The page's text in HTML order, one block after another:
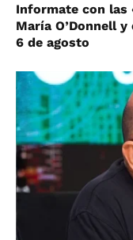
Informate con las
María O’Donnell
6 de agosto